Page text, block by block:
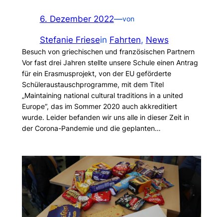
6. Dezember 2022—von
Stefanie Friesein Fahrten, News
Besuch von griechischen und französischen Partnern
Vor fast drei Jahren stellte unsere Schule einen Antrag
für ein Erasmusprojekt, von der EU geförderte
Schüleraustauschprogramme, mit dem Titel
„Maintaining national cultural traditions in a united
Europe“, das im Sommer 2020 auch akkreditiert
wurde. Leider befanden wir uns alle in dieser Zeit in
der Corona-Pandemie und die geplanten…